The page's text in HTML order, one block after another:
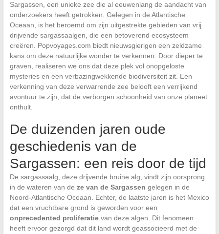
Sargassen, een unieke zee die al eeuwenlang de aandacht van
onderzoekers heeft getrokken. Gelegen in de Atlantische
Oceaan, is het beroemd om zijn uitgestrekte gebieden van vrij
drijvende sargassaalgen, die een betoverend ecosysteem
creëren. Popvoyages.com biedt nieuwsgierigen een zeldzame
kans om deze natuurlijke wonder te verkennen. Door dieper te
graven, realiseren we ons dat deze plek vol onopgeloste
mysteries en een verbazingwekkende biodiversiteit zit. Een
verkenning van deze verwarrende zee belooft een verrijkend
avontuur te zijn, dat de verborgen schoonheid van onze planeet
onthult.
De duizenden jaren oude
geschiedenis van de
Sargassen: een reis door de tijd
De sargassaalg, deze drijvende bruine alg, vindt zijn oorsprong
in de wateren van de ze van de Sargassen gelegen in de
Noord-Atlantische Oceaan. Echter, de laatste jaren is het Mexico
dat een vruchtbare grond is geworden voor een
onprecedented proliferatievan deze algen. Dit fenomeen
heeft ervoor gezorgd dat dit land wordt geassocieerd met de